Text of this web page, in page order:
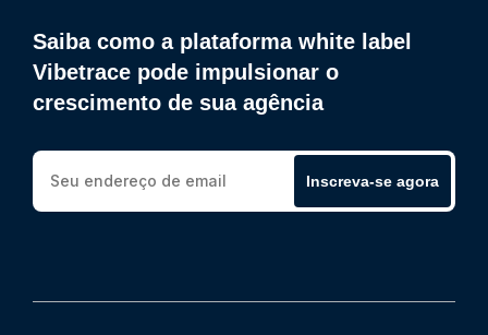
Saiba como a plataforma white label
Vibetrace pode impulsionar o
crescimento de sua agência
Inscreva-se agora